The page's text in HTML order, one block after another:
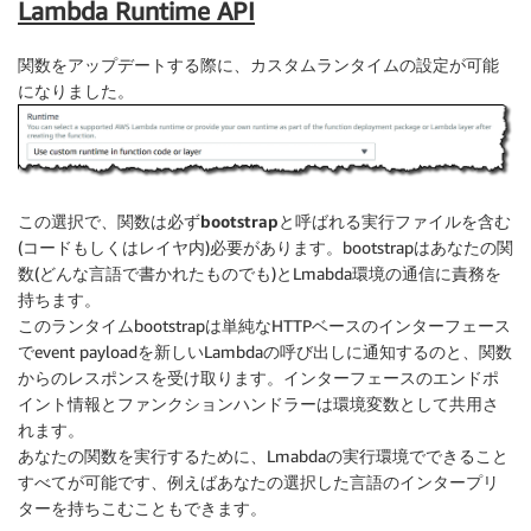
Lambda Runtime API
関数をアップデートする際に、カスタムランタイムの設定が可能
になりました。
この選択で、関数は必ずbootstrapと呼ばれる実行ファイルを含む
(コードもしくはレイヤ内)必要があります。bootstrapはあなたの関
数(どんな言語で書かれたものでも)とLmabda環境の通信に責務を
持ちます。
このランタイムbootstrapは単純なHTTPベースのインターフェース
でevent payloadを新しいLambdaの呼び出しに通知するのと、関数
からのレスポンスを受け取ります。インターフェースのエンドポ
イント情報とファンクションハンドラーは環境変数として共用さ
れます。
あなたの関数を実行するために、Lmabdaの実行環境でできること
すべてが可能です、例えばあなたの選択した言語のインタープリ
ターを持ちこむこともできます。